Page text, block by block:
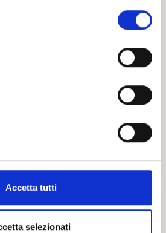
Accetta tutti
selezionati
Giacon, tutti del Centro Milanese di
quanto è stata la nostra.
uscenti
Contemporary Psychoanalytic
– Hidelberg 2026. Report di